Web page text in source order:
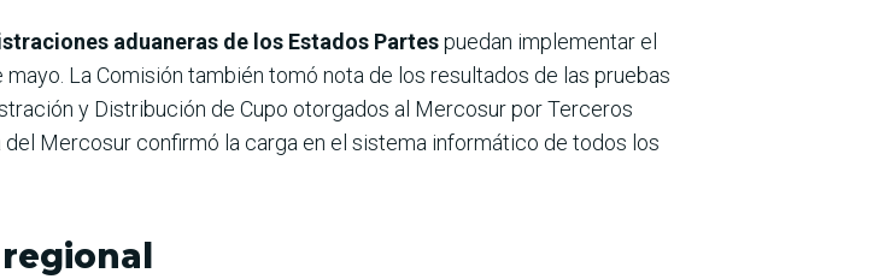
aduaneras de los Estados Partespuedan implementar el
La Comisión también tomó nota de los resultados de las pruebas
y Distribución de Cupo otorgados al Mercosur por Terceros
Mercosur confirmó la carga en el sistema informático de todos los